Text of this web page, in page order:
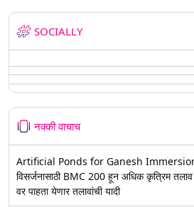
SOCIALLY
नक्की वाचाच
Artificial Ponds for Ganesh
विसर्जनासाठी BMC 200 हून अधिक कृत्रिम
वर पाहता येणार तलावांची यादी